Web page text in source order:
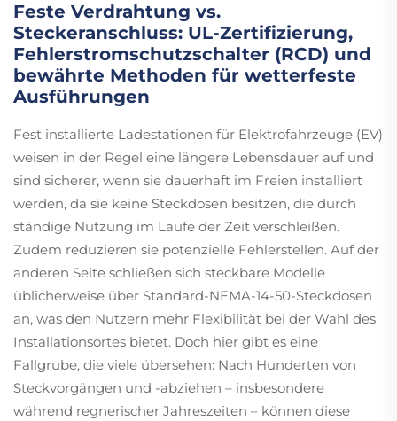
Feste Verdrahtung vs.
Steckeranschluss: UL-Zertifizierung,
Fehlerstromschutzschalter (RCD) und
bewährte Methoden für wetterfeste
Ausführungen
Fest installierte Ladestationen für Elektrofahrzeuge (EV)
weisen in der Regel eine längere Lebensdauer auf und
sind sicherer, wenn sie dauerhaft im Freien installiert
werden, da sie keine Steckdosen besitzen, die durch
ständige Nutzung im Laufe der Zeit verschleißen.
Zudem reduzieren sie potenzielle Fehlerstellen. Auf der
anderen Seite schließen sich steckbare Modelle
üblicherweise über Standard-NEMA-14-50-Steckdosen
an, was den Nutzern mehr Flexibilität bei der Wahl des
Installationsortes bietet. Doch hier gibt es eine
Fallgrube, die viele übersehen: Nach Hunderten von
Steckvorgängen und -abziehen – insbesondere
während regnerischer Jahreszeiten – können diese